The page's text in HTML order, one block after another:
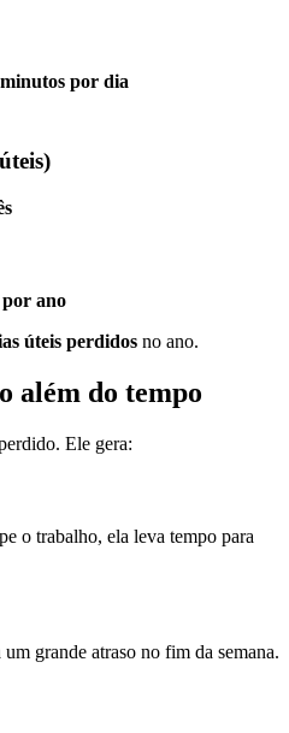
por dia
ano
úteis perdidos no ano.
além do tempo
Ele gera:
o trabalho, ela leva tempo para
grande atraso no fim da semana.